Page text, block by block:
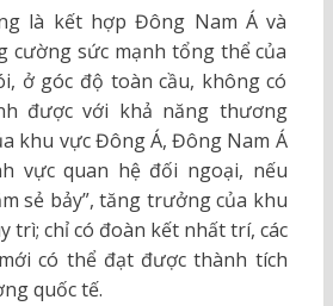
là kết hợp Đông Nam Á và
cường sức mạnh tổng thể của
ở góc độ toàn cầu, không có
được với khả năng thương
khu vực Đông Á, Đông Nam Á
vực quan hệ đối ngoại, nếu
sẻ bảy”, tăng trưởng của khu
trì; chỉ có đoàn kết nhất trí, các
có thể đạt được thành tích
quốc tế.